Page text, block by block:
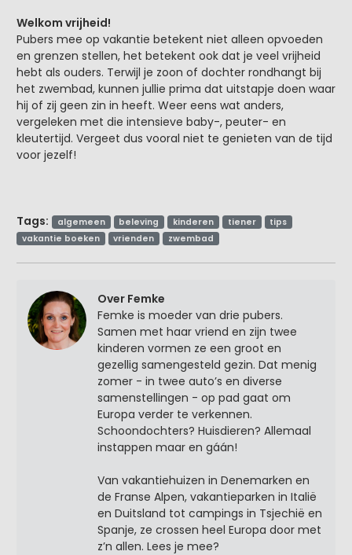
Welkom vrijheid!
Pubers mee op vakantie betekent niet alleen opvoeden
en grenzen stellen, het betekent ook dat je veel vrijheid
hebt als ouders. Terwijl je zoon of dochter rondhangt bij
het zwembad, kunnen jullie prima dat uitstapje doen waar
hij of zij geen zin in heeft. Weer eens wat anders,
vergeleken met die intensieve baby-, peuter- en
kleutertijd. Vergeet dus vooral niet te genieten van de tijd
voor jezelf!
Tags: algemeen beleving kinderen tiener
tips
vakantie boeken
vrienden zwembad
Over Femke
Femke is moeder van drie pubers.
Samen met haar vriend en zijn twee
kinderen vormen ze een groot en
gezellig samengesteld gezin. Dat menig
zomer - in twee auto’s en diverse
samenstellingen - op pad gaat om
Europa verder te verkennen.
Schoondochters? Huisdieren? Allemaal
instappen maar en gáán!
Van vakantiehuizen in Denemarken en
de Franse Alpen, vakantieparken in Italië
en Duitsland tot campings in Tsjechië en
Spanje, ze crossen heel Europa door met
z’n allen. Lees je mee?